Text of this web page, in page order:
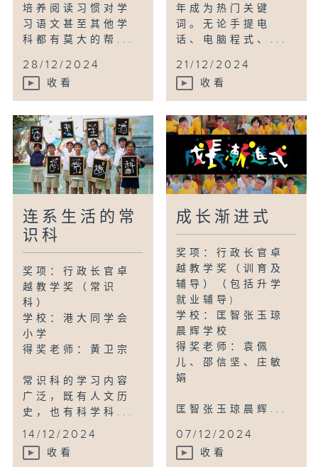
培养阅读习惯对学
习语文甚至其他学
科都有莫大的帮...
28/12/2024
收看
年成为热门关键
词。无论手提电
话、电脑程式、...
21/12/2024
收看
连系生活的常
识科
奖项：行政长官卓
越教学奖（常识
科）
学校：港大同学会
小学
得奖老师：黄卫宗
常识科的学习内容
广泛，既有人文历
史，也有科学科...
14/12/2024
收看
成长渐进式
奖项：行政长官卓
越教学奖（训育及
辅导）（包括升学
就业辅导)
学校：匡智张玉琼
晨辉学校
得奖老师：袁佩
儿、邵信坚、庄敏
娟
匡智张玉琼晨辉...
07/12/2024
收看